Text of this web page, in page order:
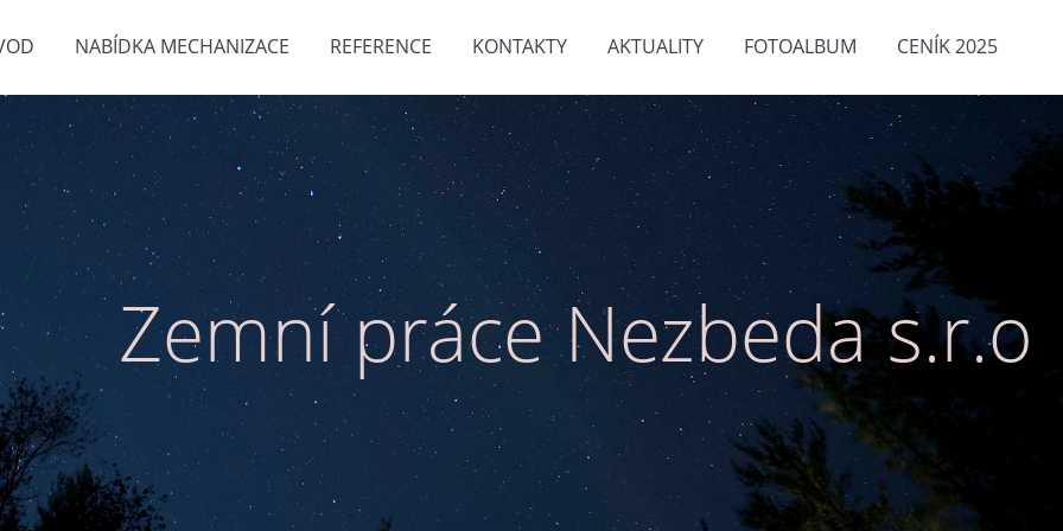
NABÍDKA MECHANIZACE REFERENCE KONTAKTY AKTUALITY FOTOALBUM CENÍK 2025
Zemní práce Nezbeda s.r.o